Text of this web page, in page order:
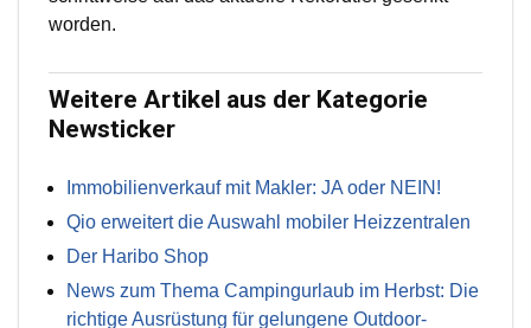
worden.
Weitere Artikel aus der Kategorie
Newsticker
Immobilienverkauf mit Makler: JA oder NEIN!
Qio erweitert die Auswahl mobiler Heizzentralen
Der Haribo Shop
News zum Thema Campingurlaub im Herbst: Die
richtige Ausrüstung für gelungene Outdoor-